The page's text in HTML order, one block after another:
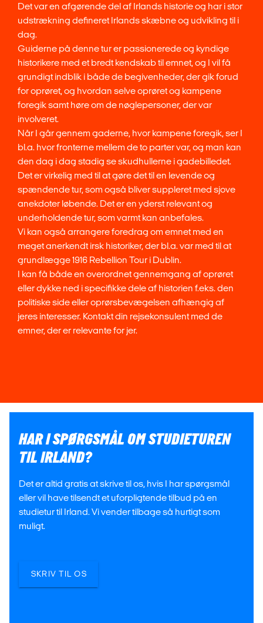
Det var en afgørende del af Irlands historie og har i stor
udstrækning defineret Irlands skæbne og udvikling til i
dag.
Guiderne på denne tur er passionerede og kyndige
historikere med et bredt kendskab til emnet, og I vil få
grundigt indblik i både de begivenheder, der gik forud
for oprøret, og hvordan selve oprøret og kampene
foregik samt høre om de nøglepersoner, der var
involveret.
Når I går gennem gaderne, hvor kampene foregik, ser I
bl.a. hvor fronterne mellem de to parter var, og man kan
den dag i dag stadig se skudhullerne i gadebilledet.
Det er virkelig med til at gøre det til en levende og
spændende tur, som også bliver suppleret med sjove
anekdoter løbende. Det er en yderst relevant og
underholdende tur, som varmt kan anbefales.
Vi kan også arrangere foredrag om emnet med en
meget anerkendt irsk historiker, der bl.a. var med til at
grundlægge 1916 Rebellion Tour i Dublin.
I kan få både en overordnet gennemgang af oprøret
eller dykke ned i specifikke dele af historien f.eks. den
politiske side eller oprørsbevægelsen afhængig af
jeres interesser. Kontakt din rejsekonsulent med de
emner, der er relevante for jer.
HAR I SPØRGSMÅL OM STUDIETUREN
TIL IRLAND?
Det er altid gratis at skrive til os, hvis I har spørgsmål
eller vil have tilsendt et uforpligtende tilbud på en
studietur til Irland. Vi vender tilbage så hurtigt som
muligt.
SKRIV TIL OS